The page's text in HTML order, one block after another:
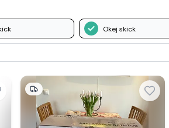
Okej skick